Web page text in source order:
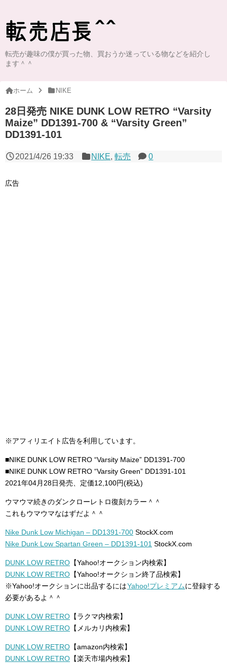
転売が趣味の僕が買った物、買おうか迷っている物などを紹介し
ます＾＾
ホーム NIKE
28日発売 NIKE DUNK LOW RETRO “Varsity
Maize” DD1391-700 & “Varsity Green”
DD1391-101
2021/4/26 19:33 NIKE,転売 0
広告
※アフィリエイト広告を利用しています。
■NIKE DUNK LOW RETRO “Varsity Maize” DD1391-700
■NIKE DUNK LOW RETRO “Varsity Green” DD1391-101
2021年04月28日発売、定価12,100円(税込)
ウマウマ続きのダンクローレトロ復刻カラー＾＾
これもウマウマなはずだよ＾＾
Nike Dunk Low Michigan – DD1391-700 StockX.com
Nike Dunk Low Spartan Green – DD1391-101 StockX.com
DUNK LOW RETRO 【Yahoo!オークション内検索】
DUNK LOW RETRO 【Yahoo!オークション終了品検索】
※Yahoo!オークションに出品するにはYahoo!プレミアムに登録する
必要があるよ＾＾
DUNK LOW RETRO 【ラクマ内検索】
DUNK LOW RETRO 【メルカリ内検索】
DUNK LOW RETRO 【amazon内検索】
DUNK LOW RETRO 【楽天市場内検索】